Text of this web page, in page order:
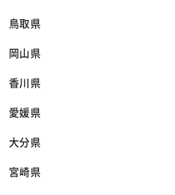
鳥取県
岡山県
香川県
愛媛県
大分県
宮崎県